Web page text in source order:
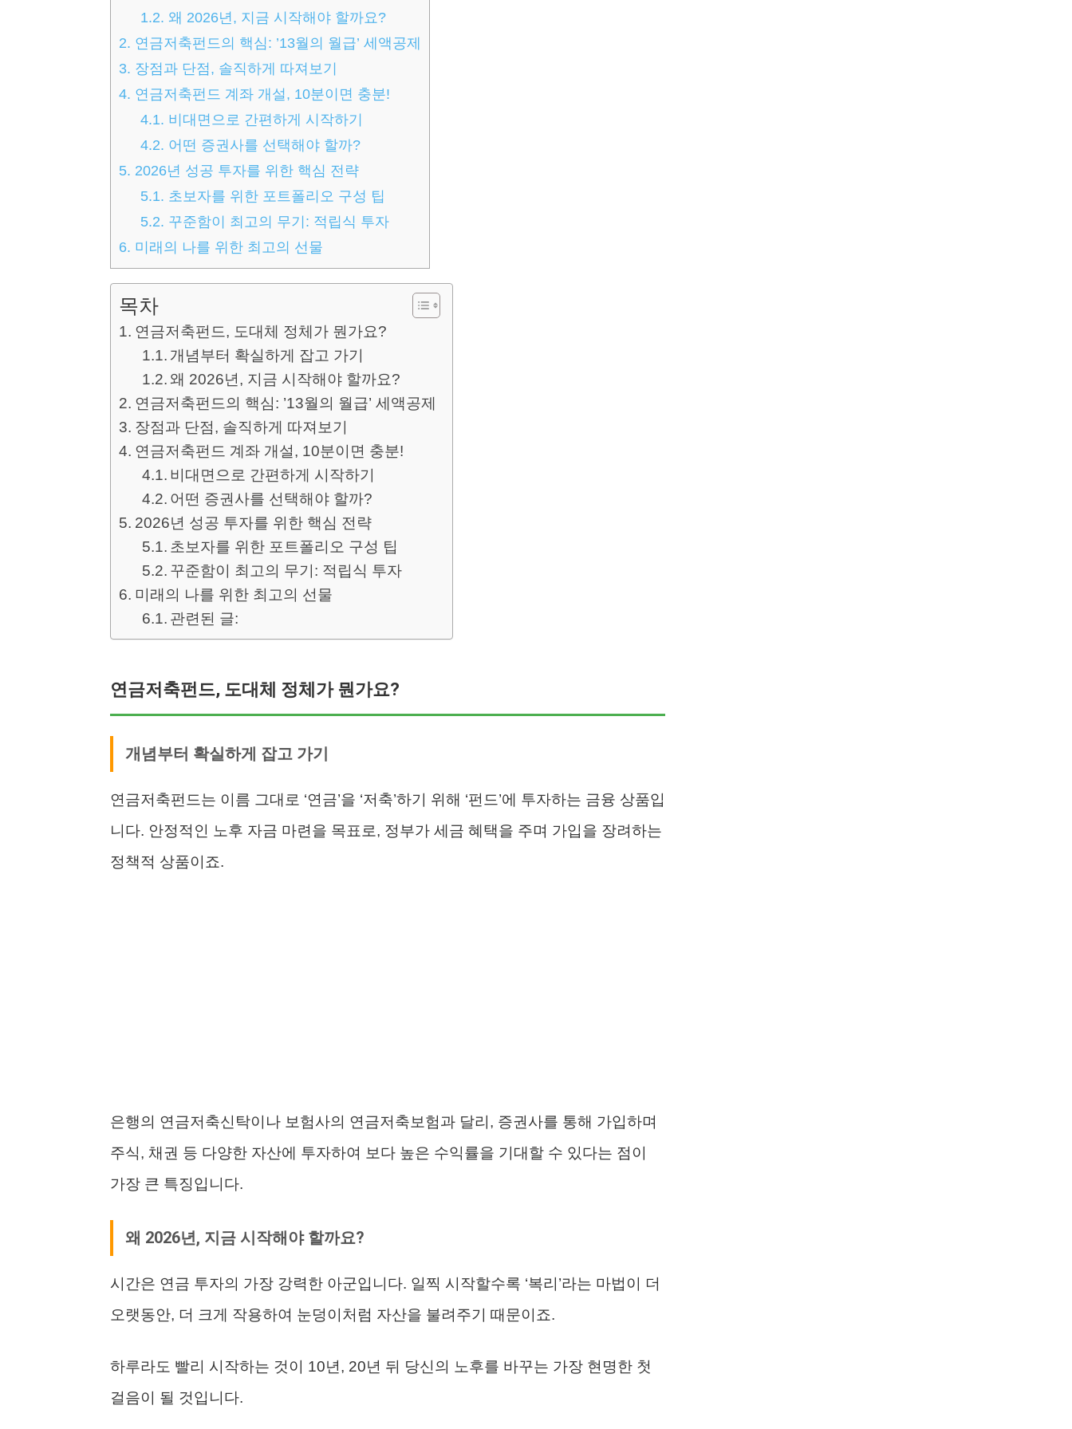
1.2. 왜 2026년, 지금 시작해야 할까요?
2. 연금저축펀드의 핵심: ’13월의 월급’ 세액공제
3. 장점과 단점, 솔직하게 따져보기
4. 연금저축펀드 계좌 개설, 10분이면 충분!
4.1. 비대면으로 간편하게 시작하기
4.2. 어떤 증권사를 선택해야 할까?
5. 2026년 성공 투자를 위한 핵심 전략
5.1. 초보자를 위한 포트폴리오 구성 팁
5.2. 꾸준함이 최고의 무기: 적립식 투자
6. 미래의 나를 위한 최고의 선물
목차
연금저축펀드, 도대체 정체가 뭔가요?
개념부터 확실하게 잡고 가기
왜 2026년, 지금 시작해야 할까요?
연금저축펀드의 핵심: ’13월의 월급’ 세액공제
장점과 단점, 솔직하게 따져보기
연금저축펀드 계좌 개설, 10분이면 충분!
비대면으로 간편하게 시작하기
어떤 증권사를 선택해야 할까?
2026년 성공 투자를 위한 핵심 전략
초보자를 위한 포트폴리오 구성 팁
꾸준함이 최고의 무기: 적립식 투자
미래의 나를 위한 최고의 선물
관련된 글:
연금저축펀드, 도대체 정체가 뭔가요?
개념부터 확실하게 잡고 가기
연금저축펀드는 이름 그대로 ‘연금’을 ‘저축’하기 위해 ‘펀드’에 투자하는 금융 상품입
니다. 안정적인 노후 자금 마련을 목표로, 정부가 세금 혜택을 주며 가입을 장려하는
정책적 상품이죠.
은행의 연금저축신탁이나 보험사의 연금저축보험과 달리, 증권사를 통해 가입하며
주식, 채권 등 다양한 자산에 투자하여 보다 높은 수익률을 기대할 수 있다는 점이
가장 큰 특징입니다.
왜 2026년, 지금 시작해야 할까요?
시간은 연금 투자의 가장 강력한 아군입니다. 일찍 시작할수록 ‘복리’라는 마법이 더
오랫동안, 더 크게 작용하여 눈덩이처럼 자산을 불려주기 때문이죠.
하루라도 빨리 시작하는 것이 10년, 20년 뒤 당신의 노후를 바꾸는 가장 현명한 첫
걸음이 될 것입니다.